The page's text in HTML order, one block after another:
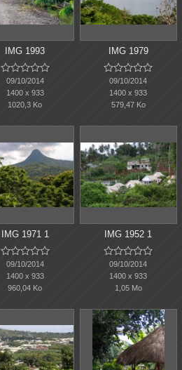
IMG 1993

09/10/2014
1400 x 933
1020,3 Ko
IMG 1979

09/10/2014
1400 x 933
579,47 Ko
IMG 1971 1

09/10/2014
1400 x 933
960,04 Ko
IMG 1952 1

09/10/2014
1400 x 933
1,05 Mo